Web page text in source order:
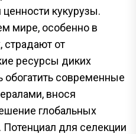
кукурузы.
мире, особенно в
страдают от
ресурсы диких
обогатить современные
внося
глобальных
для селекции